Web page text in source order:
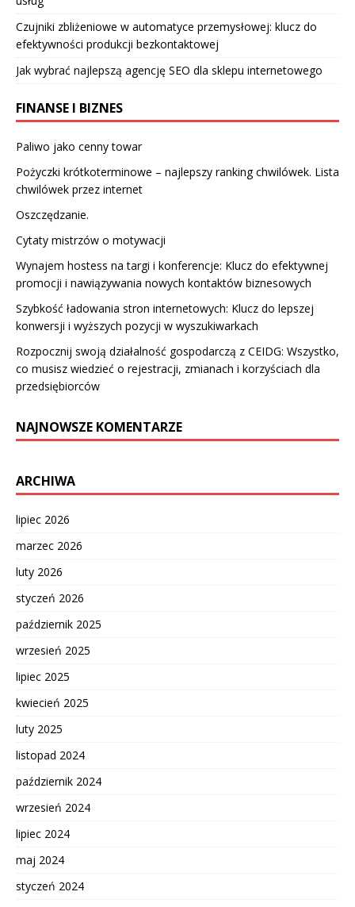
Czujniki zbliżeniowe w automatyce przemysłowej: klucz do
efektywności produkcji bezkontaktowej
Jak wybrać najlepszą agencję SEO dla sklepu internetowego
FINANSE I BIZNES
Paliwo jako cenny towar
Pożyczki krótkoterminowe – najlepszy ranking chwilówek. Lista
chwilówek przez internet
Oszczędzanie.
Cytaty mistrzów o motywacji
Wynajem hostess na targi i konferencje: Klucz do efektywnej
promocji i nawiązywania nowych kontaktów biznesowych
Szybkość ładowania stron internetowych: Klucz do lepszej
konwersji i wyższych pozycji w wyszukiwarkach
Rozpocznij swoją działalność gospodarczą z CEIDG: Wszystko,
co musisz wiedzieć o rejestracji, zmianach i korzyściach dla
przedsiębiorców
NAJNOWSZE KOMENTARZE
ARCHIWA
lipiec 2026
marzec 2026
luty 2026
styczeń 2026
październik 2025
wrzesień 2025
lipiec 2025
kwiecień 2025
luty 2025
listopad 2024
październik 2024
wrzesień 2024
lipiec 2024
maj 2024
styczeń 2024